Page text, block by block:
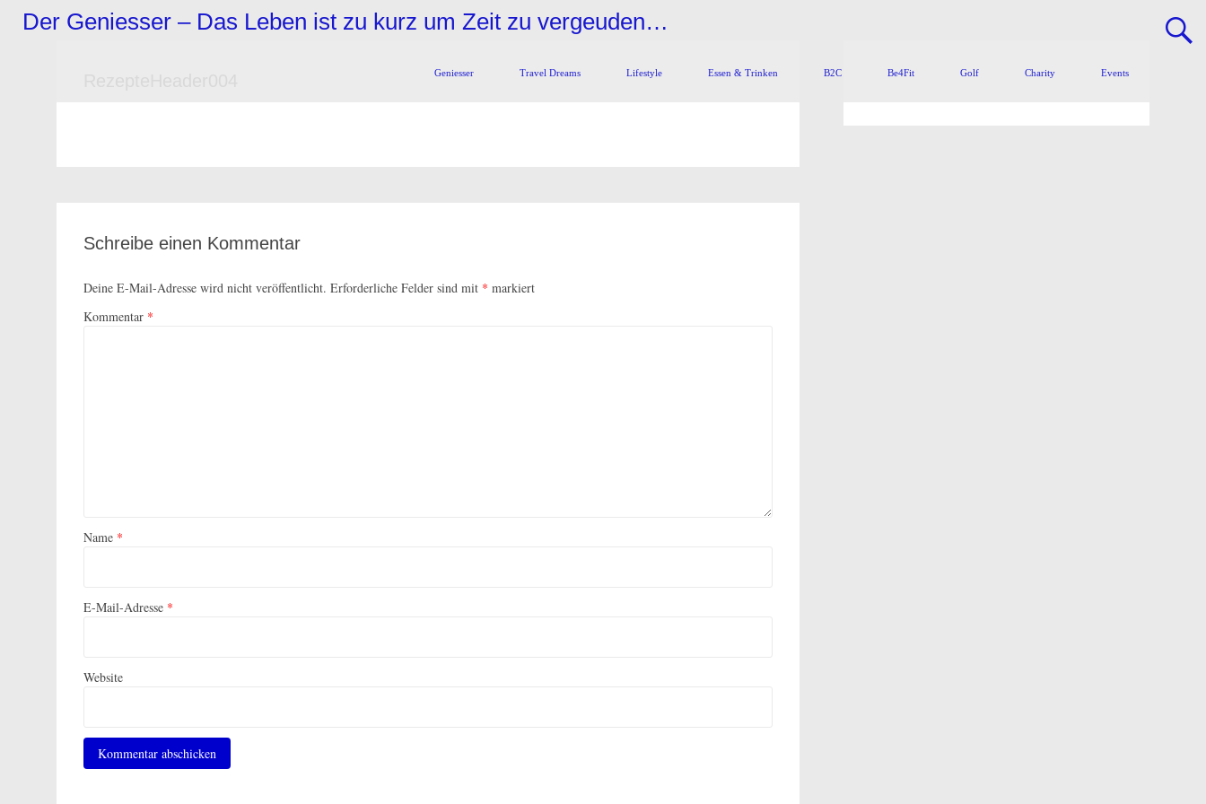
InhaltDer Geniesser – Das Leben ist zu kurz um Zeit zu vergeuden…
Geniesser Travel Dreams Lifestyle Essen & Trinken B2C Be4Fit Golf Charity Events
Schreibe einen Kommentar
Deine E-Mail-Adresse wird nicht veröffentlicht. Erforderliche Felder sind mit * markiert
Kommentar *
Name *
E-Mail-Adresse *
Website